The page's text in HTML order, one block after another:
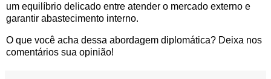
um equilíbrio delicado entre atender o mercado externo e
garantir abastecimento interno.
O que você acha dessa abordagem diplomática? Deixa nos
comentários sua opinião!